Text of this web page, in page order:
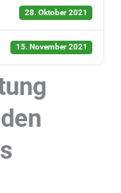
28. Oktober 2021
15. November 2021